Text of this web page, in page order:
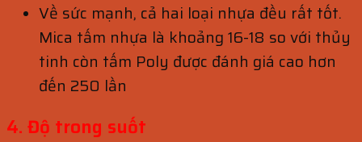
Về sức mạnh, cả hai loại nhựa đều rất tốt.
Mica tấm nhựa là khoảng 16-18 so với thủy
tinh còn tấm Poly được đánh giá cao hơn
đến 250 lần
4. Độ trong suốt